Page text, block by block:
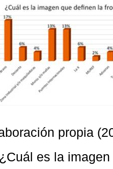
propia
¿Cuál es la